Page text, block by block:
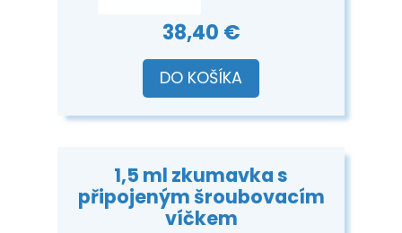
38,40 €
DO KOŠÍKA
1,5 ml zkumavka s
připojeným šroubovacím
víčkem